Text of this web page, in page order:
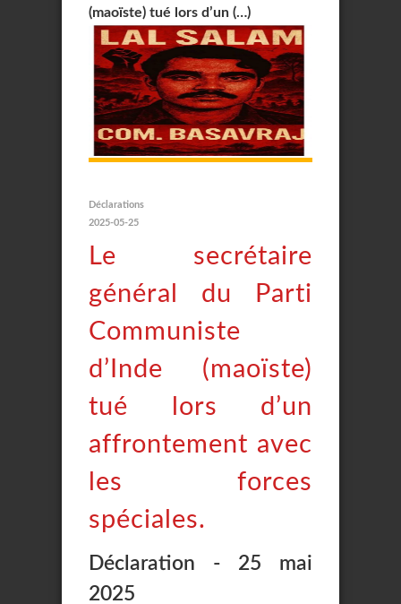
(maoïste) tué lors d’un (…)
Déclarations
2025-05-25
Le secrétaire
général du Parti
Communiste
d’Inde (maoïste)
tué lors d’un
affrontement avec
les forces
spéciales.
Déclaration - 25 mai
2025